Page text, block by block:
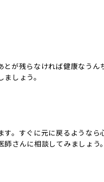
が残らなければ健康なうん
しょう。
。すぐに元に戻るようなら
さんに相談してみましょう。